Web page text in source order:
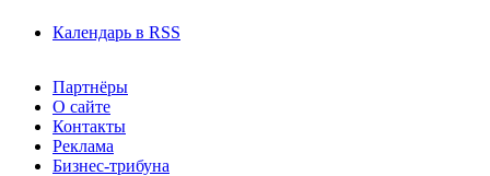
Календарь в RSS
Партнёры
О сайте
Контакты
Реклама
Бизнес-трибуна